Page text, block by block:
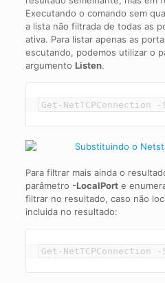
Executando o comando sem
a lista não filtrada de todas as
ativa. Para listar apenas as
escutando, podemos utilizar o
argumento Listen.
Get-NetTCPConnection
Para filtrar mais ainda o
parâmetro -LocalPorte
filtrar no resultado, caso não
incluida no resultado:
Get-